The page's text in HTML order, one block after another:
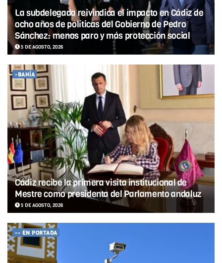
La subdelegada reivindica el impacto en Cádiz de
ocho años de políticas del Gobierno de Pedro
Sánchez: menos paro y más protección social
5 DE AGOSTO, 2026
-BAHÍA
Cádiz recibe la primera visita institucional de
Mestre como presidenta del Parlamento andaluz
5 DE AGOSTO, 2026
-- EN PORTADA